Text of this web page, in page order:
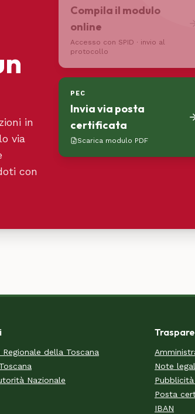
in
via
con
Compila il modulo
online
Accesso con SPID · invio al
protocollo
PEC
Invia via posta
certificata
Scarica modulo PDF
Regionale della Toscana
Nazionale
Note
Posta
IBAN